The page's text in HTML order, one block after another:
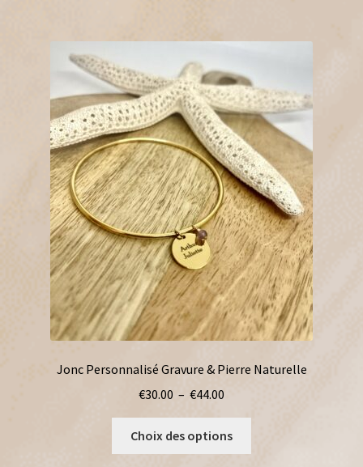
options
peuvent
être
choisies
sur
la
page
du
produit
Jonc Personnalisé Gravure & Pierre Naturelle
€30.00 – €44.00
prix :
€30.00
Choix des options